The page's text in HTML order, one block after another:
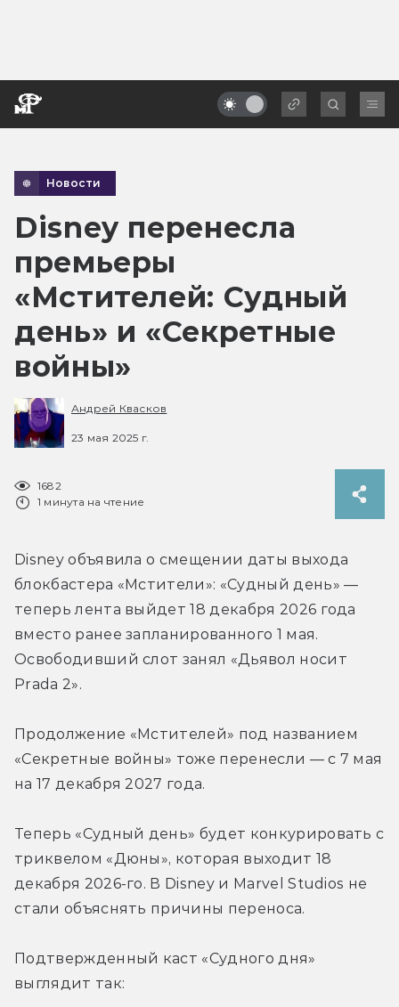
Новости
Disney перенесла
премьеры
«Мстителей: Судный
день» и «Секретные
войны»
Андрей Квасков
23 мая 2025 г.
1682
1 минута на чтение
Disney объявила о смещении даты выхода
блокбастера «Мстители»: «Судный день» —
теперь лента выйдет 18 декабря 2026 года
вместо ранее запланированного 1 мая.
Освободивший слот занял «Дьявол носит
Prada 2».
Продолжение «Мстителей» под названием
«Секретные войны» тоже перенесли —
Теперь «Судный день» будет конкурировать с
триквелом «Дюны», которая выходит 18
декабря 2026-го. В Disney и Marvel Studios не
стали объяснять причины переноса.
Подтвержденный каст «Судного дня»
выглядит так: